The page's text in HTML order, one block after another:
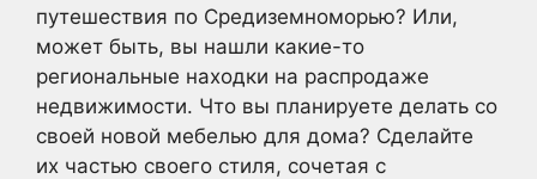
путешествия по Средиземноморью? Или,
может быть, вы нашли какие-то
региональные находки на распродаже
недвижимости. Что вы планируете делать со
своей новой мебелью для дома? Сделайте
их частью своего стиля, сочетая с